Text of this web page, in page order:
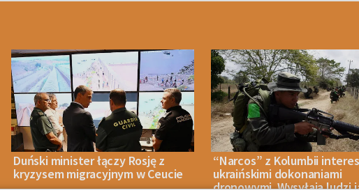
Duński minister łączy Rosję z
kryzysem migracyjnym w Ceucie
“Narcos” z Kolumbii
ukraińskimi dokonaniami
dronowymi. Wysyłają ludzi